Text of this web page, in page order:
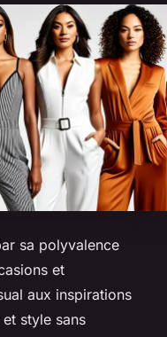
sa polyvalence
et
aux inspirations
style sans